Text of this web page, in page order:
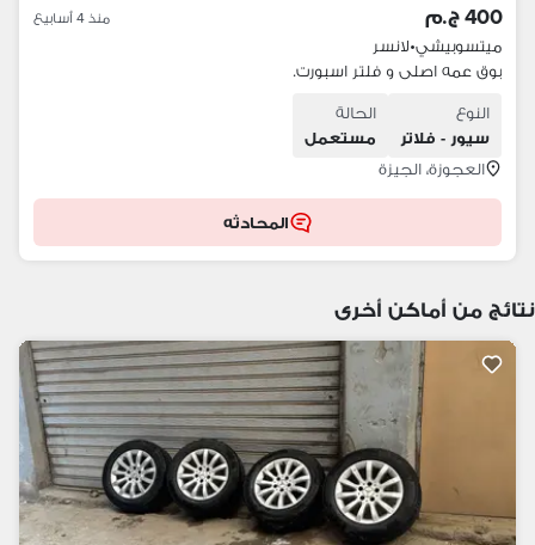
400 ج.م منذ 4 أسابيع
ميتسوبيشي•لانسر
بوق عمه اصلى و فلتر اسبورت.
النوع
سيور - فلاتر
الحالة
مستعمل
العجوزة، الجيزة
المحادثه
نتائج من أماكن أخرى